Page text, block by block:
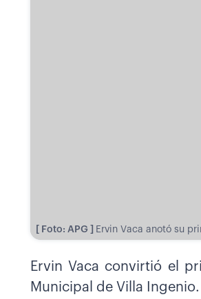
[ Foto: APG ] Ervin Vaca anotó su
Ervin Vaca convirtió el
Municipal de Villa Ingenio.